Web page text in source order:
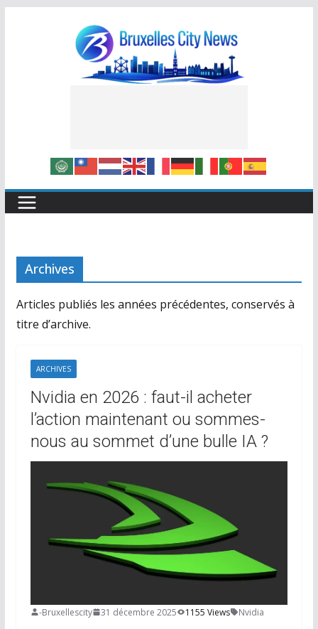
Archives
Articles publiés les années précédentes, conservés à
titre d’archive.
ARCHIVES
Nvidia en 2026 : faut-il acheter
l’action maintenant ou sommes-
nous au sommet d’une bulle IA ?
-Bruxellescity 31 décembre 2025 1155 Views Nvidia